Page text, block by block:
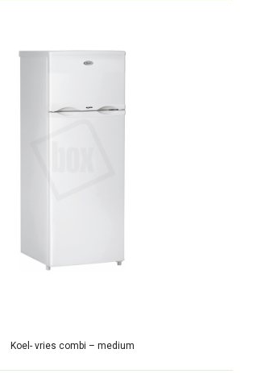
Koel- vries combi – medium